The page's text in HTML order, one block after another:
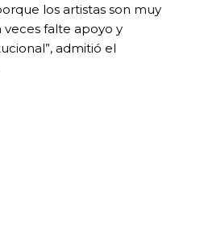
los artistas son muy
veces falte apoyo y
admitió el